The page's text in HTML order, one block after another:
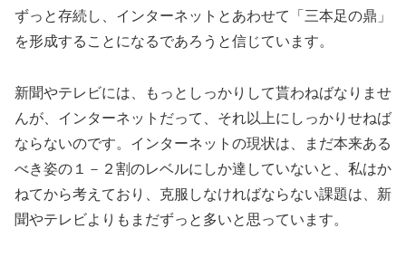
ずっと存続し、インターネットとあわせて「三本足の鼎」
を形成することになるであろうと信じています。
新聞やテレビには、もっとしっかりして貰わねばなりませ
んが、インターネットだって、それ以上にしっかりせねば
ならないのです。インターネットの現状は、まだ本来ある
べき姿の１－２割のレベルにしか達していないと、私はか
ねてから考えており、克服しなければならない課題は、新
聞やテレビよりもまだずっと多いと思っています。